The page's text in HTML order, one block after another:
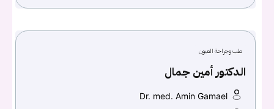
طب وجراحة العيون
الدكتور أمين جمال
Dr. med. Amin Gamael